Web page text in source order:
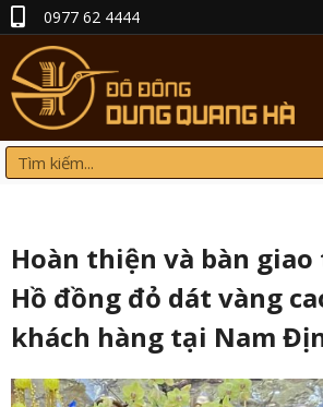
0977 62 4444
Hoàn thiện và bàn
Hồ đồng đỏ dát vàng
khách hàng tại Nam